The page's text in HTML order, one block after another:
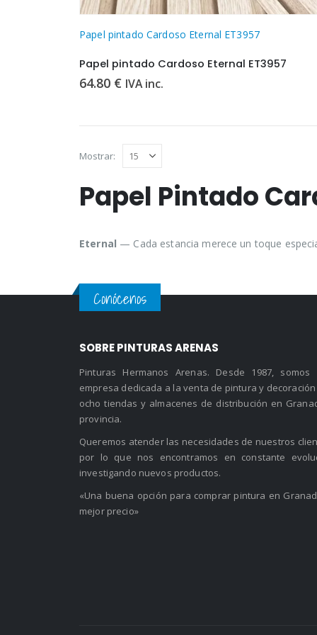
Papel pintado Cardoso Eternal ET3957
Papel pintado Cardoso Eternal ET3957
64.80 € IVA inc.
Mostrar:
Papel Pintado
Eternal — Cada estancia merece un toque
Conócenos
SOBRE PINTURAS ARENAS
Pinturas Hermanos Arenas. Desde 1987, somos
empresa dedicada a la venta de pintura y
ocho tiendas y almacenes de distribución en
provincia.
Queremos atender las necesidades de nuestros
por lo que nos encontramos en constante
investigando nuevos productos.
«Una buena opción para comprar pintura en
mejor precio»